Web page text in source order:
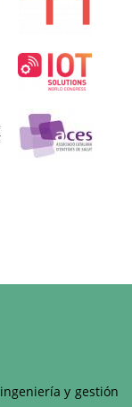
y gestión